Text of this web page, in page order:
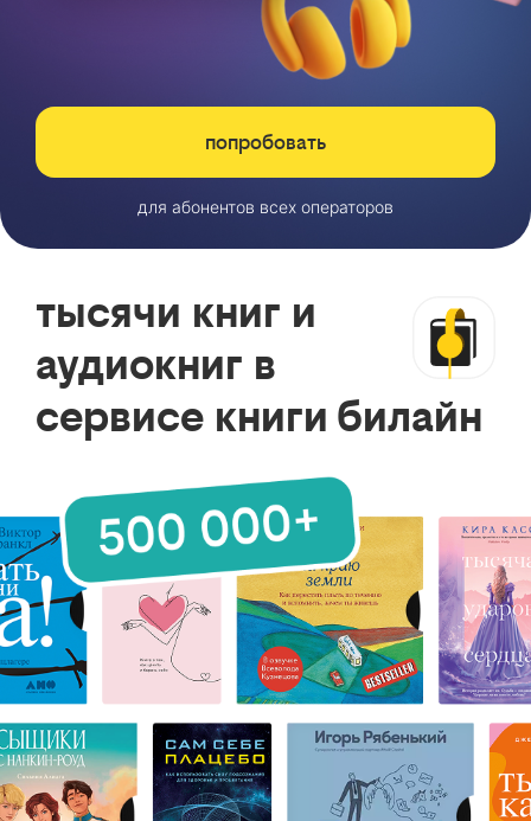
попробовать
для абонентов всех операторов
тысячи книг и
аудиокниг в
сервисе книги билайн